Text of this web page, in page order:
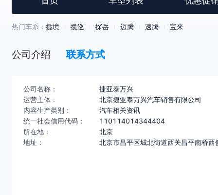
热门车系： 揽境 揽巡 探岳 迈腾 速腾 宝来
公司介绍 联系方式
公司名称：
捷亚泰万兴
运营主体：
北京捷亚泰万兴汽车销售有限公司
内容生产类别：
汽车相关资讯
统一社会信用代码：
110114014344404
所在地：
北京
地址：
北京市昌平区城北街道西关昌平南桥西